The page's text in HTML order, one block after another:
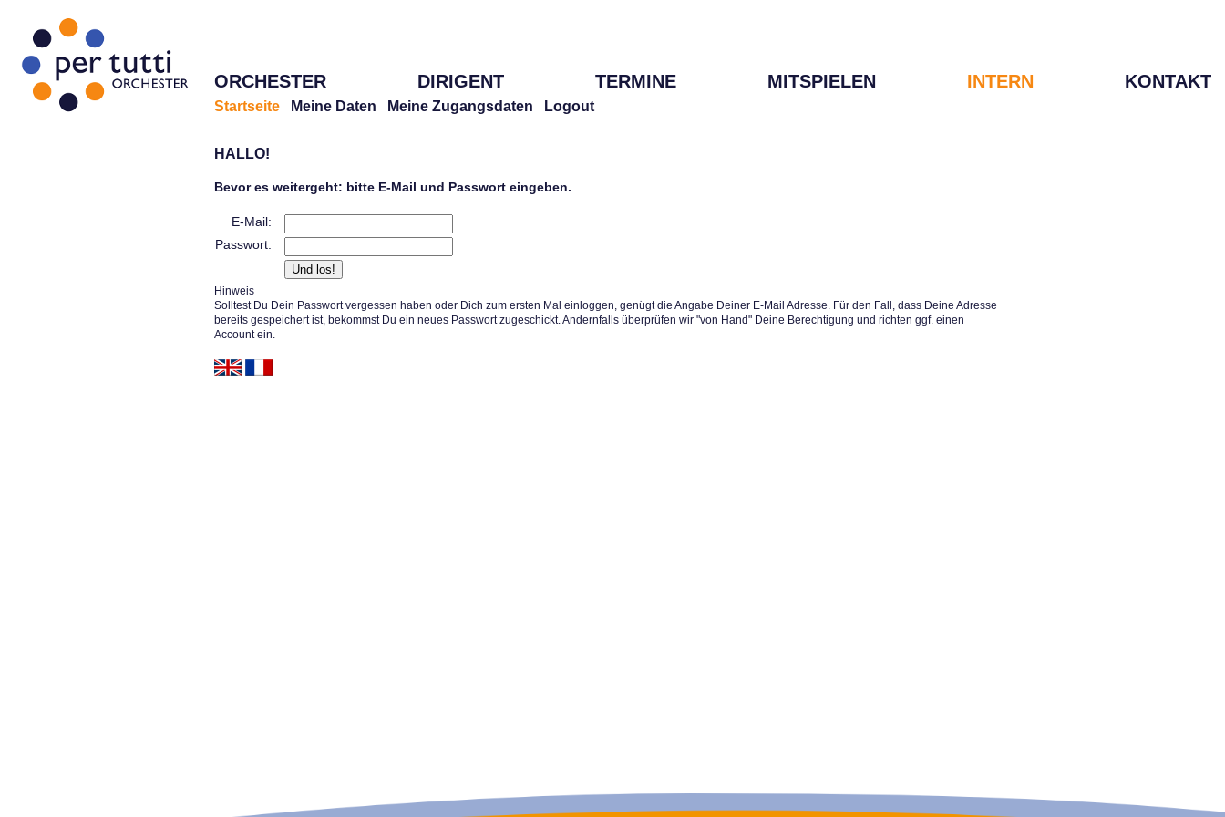
ORCHESTER DIRIGENT TERMINE MITSPIELEN INTERN KONTAKT
Startseite Meine Daten Meine Zugangsdaten Logout
HALLO!
Bevor es weitergeht: bitte E-Mail und Passwort eingeben.
E-Mail:
Passwort:
Hinweis
Solltest Du Dein Passwort vergessen haben oder Dich zum ersten Mal einloggen, genügt die Angabe Deiner E-Mail Adresse. Für den Fall, dass Deine Adresse
bereits gespeichert ist, bekommst Du ein neues Passwort zugeschickt. Andernfalls überprüfen wir "von Hand" Deine Berechtigung und richten ggf. einen
Account ein.